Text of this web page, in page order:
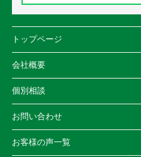
トップページ
会社概要
個別相談
お問い合わせ
お客様の声一覧